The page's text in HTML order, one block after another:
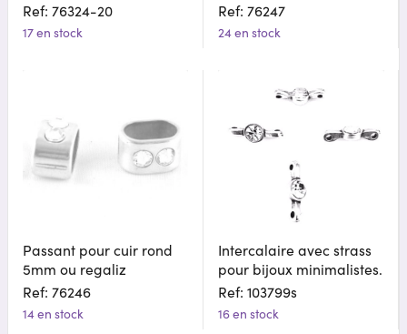
Ref: 76324-20
17 en stock
Ref: 76247
24 en stock
Passant pour cuir rond
5mm ou regaliz
Ref: 76246
14 en stock
Intercalaire avec strass
pour bijoux minimalistes.
Ref: 103799s
16 en stock